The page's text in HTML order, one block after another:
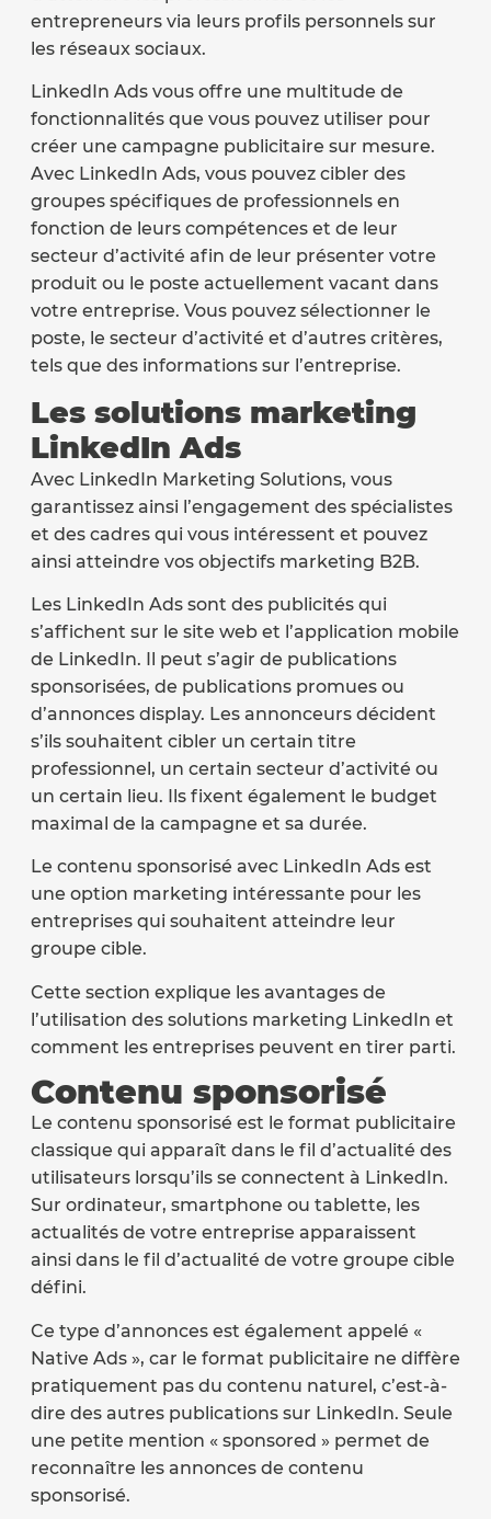
entrepreneurs via leurs profils personnels sur
les réseaux sociaux.
LinkedIn Ads vous offre une multitude de
fonctionnalités que vous pouvez utiliser pour
créer une campagne publicitaire sur mesure.
Avec LinkedIn Ads, vous pouvez cibler des
groupes spécifiques de professionnels en
fonction de leurs compétences et de leur
secteur d’activité afin de leur présenter votre
produit ou le poste actuellement vacant dans
votre entreprise. Vous pouvez sélectionner le
poste, le secteur d’activité et d’autres critères,
tels que des informations sur l’entreprise.
Les solutions marketing
LinkedIn Ads
Avec LinkedIn Marketing Solutions, vous
garantissez ainsi l’engagement des spécialistes
et des cadres qui vous intéressent et pouvez
ainsi atteindre vos objectifs marketing B2B.
Les LinkedIn Ads sont des publicités qui
s’affichent sur le site web et l’application mobile
de LinkedIn. Il peut s’agir de publications
sponsorisées, de publications promues ou
d’annonces display. Les annonceurs décident
s’ils souhaitent cibler un certain titre
professionnel, un certain secteur d’activité ou
un certain lieu. Ils fixent également le budget
maximal de la campagne et sa durée.
Le contenu sponsorisé avec LinkedIn Ads est
une option marketing intéressante pour les
entreprises qui souhaitent atteindre leur
groupe cible.
Cette section explique les avantages de
l’utilisation des solutions marketing LinkedIn et
comment les entreprises peuvent en tirer parti.
Contenu sponsorisé
Le contenu sponsorisé est le format publicitaire
classique qui apparaît dans le fil d’actualité des
utilisateurs lorsqu’ils se connectent à LinkedIn.
Sur ordinateur, smartphone ou tablette, les
actualités de votre entreprise apparaissent
ainsi dans le fil d’actualité de votre groupe cible
défini.
Ce type d’annonces est également appelé «
Native Ads », car le format publicitaire ne diffère
pratiquement pas du contenu naturel, c’est-à-
dire des autres publications sur LinkedIn. Seule
une petite mention « sponsored » permet de
reconnaître les annonces de contenu
sponsorisé.